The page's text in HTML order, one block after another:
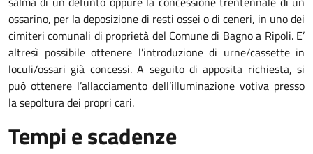
ossarino, per la deposizione di resti ossei o di ceneri, in uno dei
cimiteri comunali di proprietà del Comune di Bagno a Ripoli. E’
altresì possibile ottenere l’introduzione di urne/cassette in
loculi/ossari già concessi. A seguito di apposita richiesta, si
può ottenere l’allacciamento dell’illuminazione votiva presso
la sepoltura dei propri cari.
Tempi e scadenze